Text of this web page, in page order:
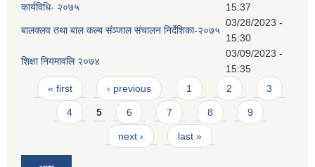
कार्यविधि- २०७५
15:37
बालक्लव तथा बाल कल्ब संञ्जाल संचालन निर्देशिका-२०७५
03/28/2023 -
15:30
शिक्षा नियमावलि २०७४
03/09/2023 -
15:35
Pages
« first ‹ previous 1 2 3
4 5 6 7 8 9
next › last »